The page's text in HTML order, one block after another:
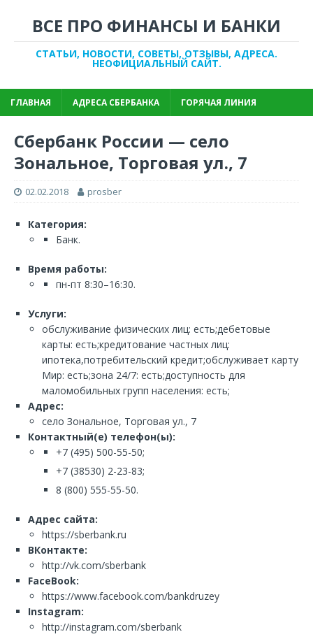
ВСЕ ПРО ФИНАНСЫ И БАНКИ
СТАТЬИ, НОВОСТИ, СОВЕТЫ, ОТЗЫВЫ, АДРЕСА.
НЕОФИЦИАЛЬНЫЙ САЙТ.
ГЛАВНАЯ АДРЕСА СБЕРБАНКА ГОРЯЧАЯ ЛИНИЯ
Сбербанк России — село
Зональное, Торговая ул., 7
02.02.2018 prosber
Категория:
Банк.
Время работы:
пн-пт 8:30–16:30.
Услуги:
обслуживание физических лиц: есть;дебетовые
карты: есть;кредитование частных лиц:
ипотека,потребительский кредит;обслуживает карту
Мир: есть;зона 24/7: есть;доступность для
маломобильных групп населения: есть;
Адрес:
село Зональное, Торговая ул., 7
Контактный(е) телефон(ы):
+7 (495) 500-55-50;
+7 (38530) 2-23-83;
8 (800) 555-55-50.
Адрес сайта:
https://sberbank.ru
ВКонтакте:
http://vk.com/sberbank
FaceBook:
https://www.facebook.com/bankdruzey
Instagram:
http://instagram.com/sberbank